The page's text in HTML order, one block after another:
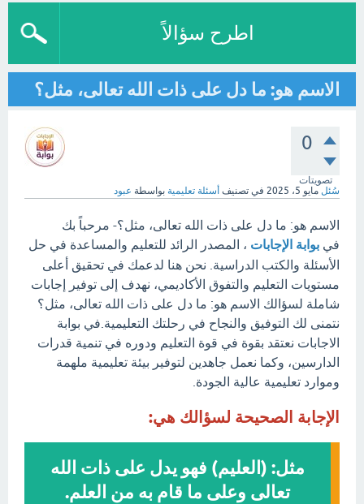
اطرح سؤالاً
الاسم هو: ما دل على ذات الله تعالى، مثل؟
0
تصويتات
سُئل مايو 5، 2025 في تصنيف أسئلة تعليمية بواسطة عبود
الاسم هو: ما دل على ذات الله تعالى، مثل؟- مرحباً بك
في بوابة الإجابات ، المصدر الرائد للتعليم والمساعدة في حل
الأسئلة والكتب الدراسية. نحن هنا لدعمك في تحقيق أعلى
مستويات التعليم والتفوق الأكاديمي، نهدف إلى توفير إجابات
شاملة لسؤالك الاسم هو: ما دل على ذات الله تعالى، مثل؟
نتمنى لك التوفيق والنجاح في رحلتك التعليمية.في بوابة
الاجابات نعتقد بقوة في قوة التعليم ودوره في تنمية قدرات
الدارسين، وكما نعمل جاهدين لتوفير بيئة تعليمية ملهمة
وموارد تعليمية عالية الجودة.
الإجابة الصحيحة لسؤالك هي:
مثل: (العليم) فهو يدل على ذات الله
تعالى وعلى ما قام به من العلم.